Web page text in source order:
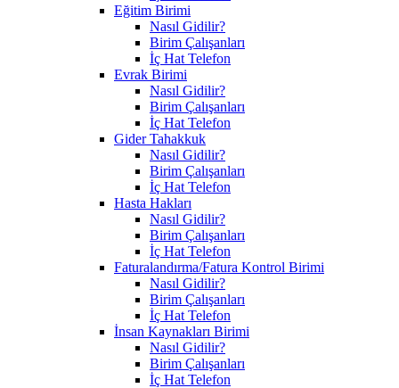
Eğitim Birimi
Nasıl Gidilir?
Birim Çalışanları
İç Hat Telefon
Evrak Birimi
Nasıl Gidilir?
Birim Çalışanları
İç Hat Telefon
Gider Tahakkuk
Nasıl Gidilir?
Birim Çalışanları
İç Hat Telefon
Hasta Hakları
Nasıl Gidilir?
Birim Çalışanları
İç Hat Telefon
Faturalandırma/Fatura Kontrol Birimi
Nasıl Gidilir?
Birim Çalışanları
İç Hat Telefon
İnsan Kaynakları Birimi
Nasıl Gidilir?
Birim Çalışanları
İç Hat Telefon